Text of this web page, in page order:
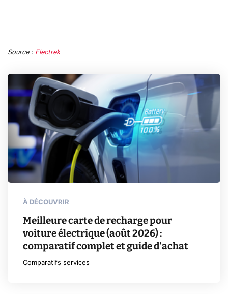
Source : Electrek
À DÉCOUVRIR
Meilleure carte de recharge pour
voiture électrique (août 2026) :
comparatif complet et guide d'achat
Comparatifs services